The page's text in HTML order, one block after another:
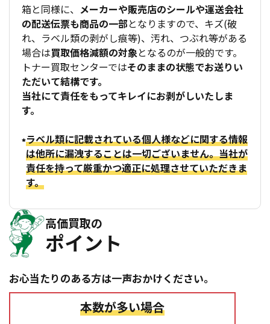
箱と同様に、 メーカーや販売店のシールや運送会社
の配送伝票も商品の一部となりますので、キズ(破
れ、ラベル類の剥がし痕等)、汚れ、つぶれ等がある
場合は買取価格減額の対象となるのが一般的です。
トナー買取センターではそのままの状態でお送りい
ただいて結構です。
当社にて責任をもってキレイにお剥がしいたしま
す。
ラベル類に記載されている個人様などに関する情報
は他所に漏洩することは一切ございません。当社が
責任を持って厳重かつ適正に処理させていただきま
す。
高価買取の
ポイント
お心当たりのある方は一声おかけください。
本数が多い場合